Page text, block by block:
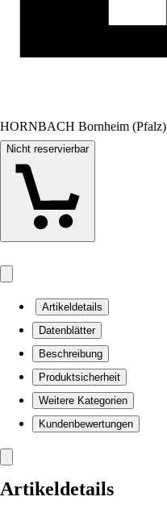
HORNBACH Bornheim (Pfalz)
Nicht reservierbar
Artikeldetails
Datenblätter
Beschreibung
Produktsicherheit
Weitere Kategorien
Kundenbewertungen
Artikeldetails